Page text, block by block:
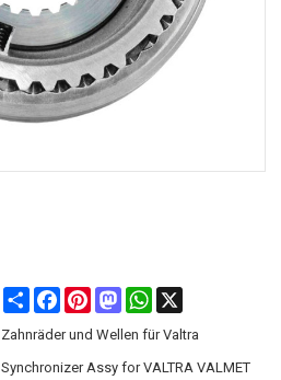
Share FacebookPinterestMastodonWhatsApp
Zahnräder und Wellen für Valtra
Synchronizer Assy for VALTRA VALMET